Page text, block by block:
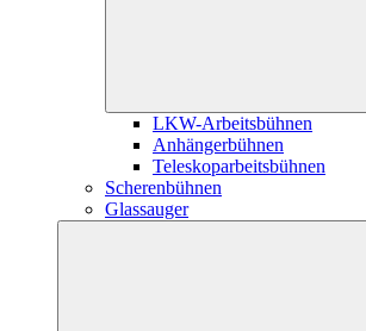
LKW-Arbeitsbühnen
Anhängerbühnen
Teleskoparbeitsbühnen
Scherenbühnen
Glassauger